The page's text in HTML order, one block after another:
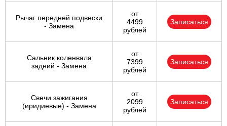
Рычаг передней подвески
- Замена
от
4499
рублей
Записаться
Сальник коленвала
задний - Замена
от
7399
рублей
Записаться
Свечи зажигания
(иридиевые) - Замена
от
2099
рублей
Записаться